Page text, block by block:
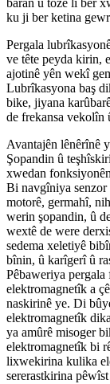
baran û tozê li ber
ku ji ber ketina
Pergala
ve tête peyda kirin,
ajotinê yên wekî
Lubrîkasyona baş
bike, jiyana
de frekansa vekolîn
Avantajên lênêrînê
Şopandin û
xwedan
Bi navgîniya
motorê, germahî,
werin şopandin, û
wextê de were
sedema xeletiyê
bînin, û karîgerî û
Pêbaweriya pergala
elektromagnetîk a
naskirinê ye. Di
elektromagnetîk
ya amûrê misoger
elektromagnetîk bi
lixwekirina kulika
sererastkirina